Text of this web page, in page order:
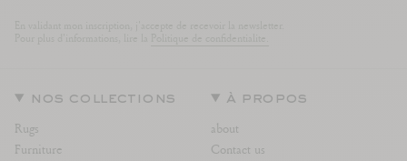
nos collections
Rugs
Furniture
à propos
about
Contact us